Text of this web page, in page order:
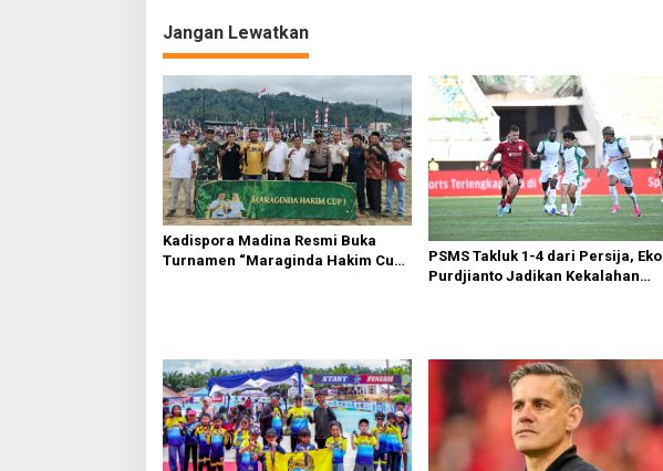
Jangan Lewatkan
Kadispora Madina Resmi Buka
Turnamen “Maraginda Hakim Cup
PSMS Takluk 1-4 dari Persija, Eko
Purdjianto Jadikan Kekalahan